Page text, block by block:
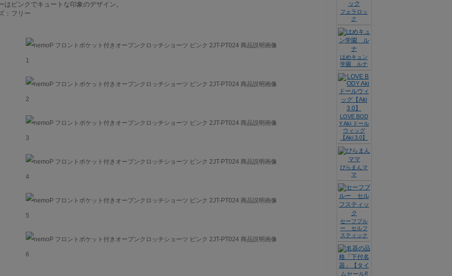
はピンクでキュートな印象のデザイン。
：フリー
フェラロッ
ク
はめキュン
学園 ルナ
LOVE BOD
Y Aki ドール
ウィッグ
【Aki 3.0】
びらまんマ
マ
セーフブル
ー セルフ
スティック